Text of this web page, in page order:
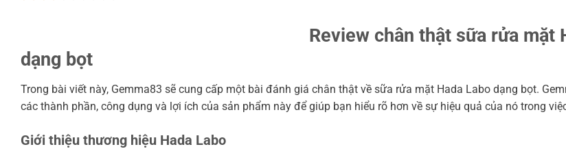
Review chân thật sữa rửa mặt
dạng bọt
Trong bài viết này, Gemma83 sẽ cung cấp một bài đánh giá chân thật về sữa rửa mặt Hada Labo dạng bọt.
các thành phần, công dụng và lợi ích của sản phẩm này để giúp bạn hiểu rõ hơn về sự hiệu quả của nó trong
Giới thiệu thương hiệu Hada Labo